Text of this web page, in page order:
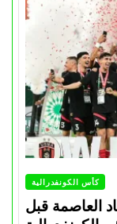
كأس الكونفدرالية
العاصمة قبل